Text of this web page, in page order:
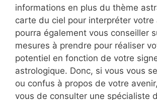
informations en plus du thème
carte du ciel pour interpréter votre
pourra également vous conseiller
mesures à prendre pour réaliser
potentiel en fonction de votre
astrologique. Donc, si vous vous
ou confus à propos de votre
vous de consulter une spécialiste